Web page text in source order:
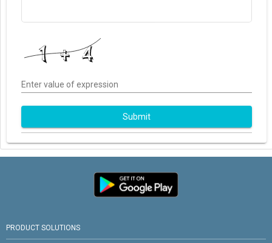
Enter value of expression
Submit
PRODUCT SOLUTIONS